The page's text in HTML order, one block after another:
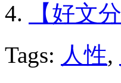
【好文
Tags: 人性,